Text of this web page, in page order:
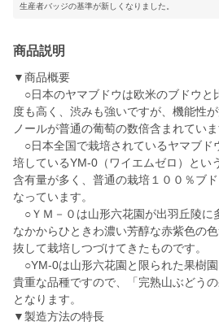
生産者バッジの基準が新しくなりました。
商品説明
▼商品概要
○日本のヤマブドウは欧米のブドウと
度も高く、渋みも強いですが、機能性
ノールが普通の葡萄の数倍含まれていま
○日本全国で栽培されているヤマブド
培しているYM-0（ワイエムゼロ）とい
含有量が多く、普通の栽培１００％ブ
なっています。
○ＹＭ－０は山形六花園が出羽丘陵に
なかからひときわ濃い芳醇な赤紫色の
抜して栽培しつづけてきたものです。
○YM-0は山形六花園と限られた果樹
貴重な品種ですので、「完熟山ぶどう
となります。
▼製造方法の特長